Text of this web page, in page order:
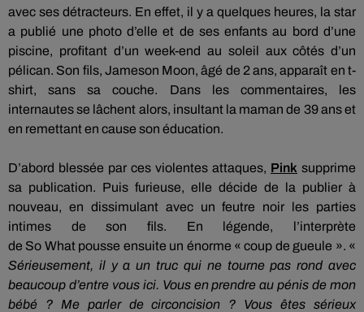
avec ses détracteurs. En effet, il y a quelques heures, la star
a publié une photo d’elle et de ses enfants au bord d’une
piscine, profitant d’un week-end au soleil aux côtés d’un
pélican. Son fils, Jameson Moon, âgé de 2 ans, apparaît en t-
shirt, sans sa couche.
Dans les commentaires, les
internautes se lâchent alors, insultant la maman de 39 ans et
en remettant en cause son éducation.
D’abord blessée par ces violentes attaques, Pink supprime
sa publication. Puis furieuse, elle décide de la publier à
nouveau, en dissimulant avec un feutre noir les parties
intimes de son fils.
En légende, l’interprète
de So What pousse ensuite un énorme « coup de gueule ». «
Sérieusement, il y a un truc qui ne tourne pas rond avec
beaucoup d’entre vous ici. Vous en prendre au pénis de mon
bébé ?Me parler de circoncision ? Vous êtes sérieux